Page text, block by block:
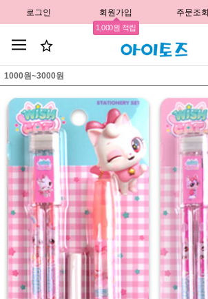
로그인 회원가입
1,000원 적립
주문조회
1000원~3000원